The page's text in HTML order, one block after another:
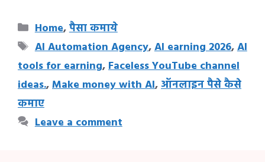
Categories
Home,पैसा कमाये
Tags
AI Automation Agency,AI earning 2026,AI
tools for earning,Faceless YouTube channel
ideas.,Make money with AI,ऑनलाइन पैसे कैसे
कमाए
Leave a comment